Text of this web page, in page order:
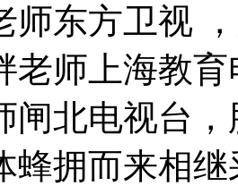
师东方卫视
老师上海教
闸北电视台
蜂拥而来相